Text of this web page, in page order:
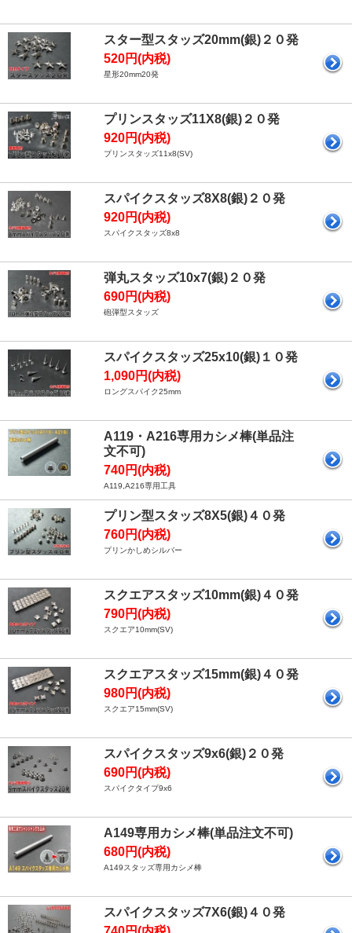
スター型スタッズ20mm(銀)２０発
520円(内税)
星形20mm20発
プリンスタッズ11X8(銀)２０発
920円(内税)
プリンスタッズ11x8(SV)
スパイクスタッズ8X8(銀)２０発
920円(内税)
スパイクスタッズ8x8
弾丸スタッズ10x7(銀)２０発
690円(内税)
砲弾型スタッズ
スパイクスタッズ25x10(銀)１０発
1,090円(内税)
ロングスパイク25mm
A119・A216専用カシメ棒(単品注
文不可)
740円(内税)
A119,A216専用工具
プリン型スタッズ8X5(銀)４０発
760円(内税)
プリンかしめシルバー
スクエアスタッズ10mm(銀)４０発
790円(内税)
スクエア10mm(SV)
スクエアスタッズ15mm(銀)４０発
980円(内税)
スクエア15mm(SV)
スパイクスタッズ9x6(銀)２０発
690円(内税)
スパイクタイプ9x6
A149専用カシメ棒(単品注文不可)
680円(内税)
A149スタッズ専用カシメ棒
スパイクスタッズ7X6(銀)４０発